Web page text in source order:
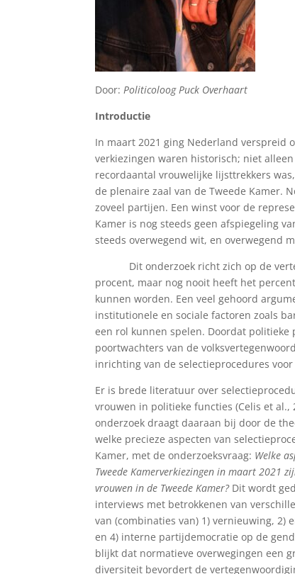
Door:Politicoloog Puck Overhaart
Introductie
In maart 2021 ging Nederland verspreid
verkiezingen waren historisch; niet
recordaantal vrouwelijke lijsttrekkers
de plenaire zaal van de Tweede Kamer.
zoveel partijen. Een winst voor de
Kamer is nog steeds geen afspiegeling
steeds overwegend wit, en overwegend
Dit onderzoek richt zich op de
procent, maar nog nooit heeft het
kunnen worden. Een veel gehoord
institutionele en sociale factoren zoals
een rol kunnen spelen. Doordat
poortwachters van de
inrichting van de selectieprocedures
Er is brede literatuur over
vrouwen in politieke functies (Celis et al.,
onderzoek draagt daaraan bij door de
welke precieze aspecten van
Kamer, met de onderzoeksvraag: Welke
Tweede Kamerverkiezingen in maart 2021
vrouwen in de Tweede Kamer? Dit wordt
interviews met betrokkenen van
van (combinaties van) 1) vernieuwing,
en 4) interne partijdemocratie op de
blijkt dat normatieve overwegingen een
diversiteit bevordert de